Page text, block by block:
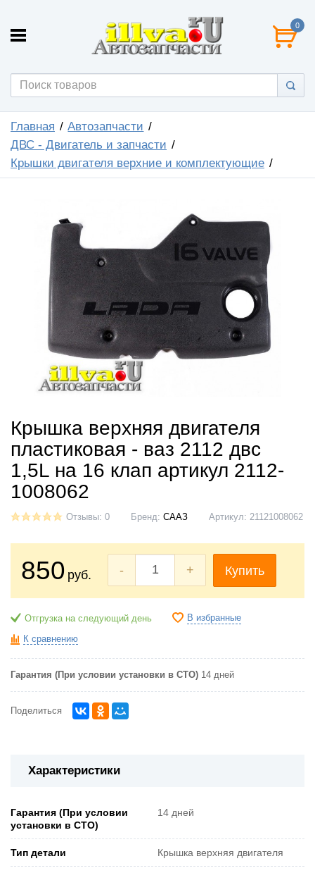
0
Главная
Автозапчасти
ДВС - Двигатель и запчасти
Крышки двигателя верхние и комплектующие
Крышка верхняя двигателя
пластиковая - ваз 2112 двс
1,5L на 16 клап артикул 2112-
1008062
Отзывы: 0 Бренд: СААЗ Артикул: 21121008062
850 руб. - + Купить
Отгрузка на следующий день В избранные
К сравнению
Гарантия (При условии установки в СТО) 14 дней
Поделиться
Характеристики
Гарантия (При условии
установки в СТО)
14 дней
Тип детали Крышка верхняя двигателя